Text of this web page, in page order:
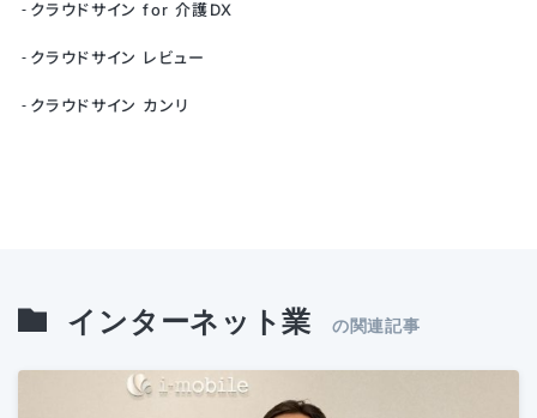
クラウドサイン for 介護DX
クラウドサイン レビュー
クラウドサイン カンリ
インターネット業 の関連記事